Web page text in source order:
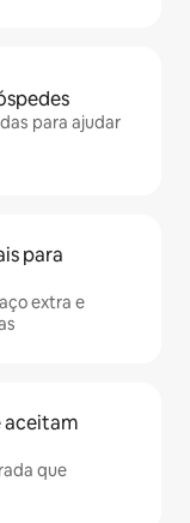
para ajudar
para
extra e
aceitam
que